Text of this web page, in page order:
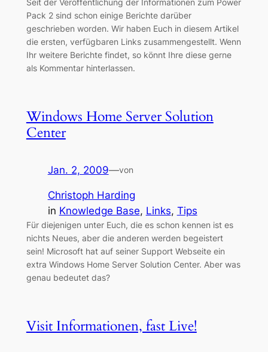
Seit der Veröffentlichung der Informationen zum Power
Pack 2 sind schon einige Berichte darüber
geschrieben worden. Wir haben Euch in diesem Artikel
die ersten, verfügbaren Links zusammengestellt. Wenn
Ihr weitere Berichte findet, so könnt Ihre diese gerne
als Kommentar hinterlassen.
Windows Home Server Solution
Center
Jan. 2, 2009—von
Christoph Harding
in Knowledge Base, Links, Tips
Für diejenigen unter Euch, die es schon kennen ist es
nichts Neues, aber die anderen werden begeistert
sein! Microsoft hat auf seiner Support Webseite ein
extra Windows Home Server Solution Center. Aber was
genau bedeutet das?
Visit Informationen, fast Live!